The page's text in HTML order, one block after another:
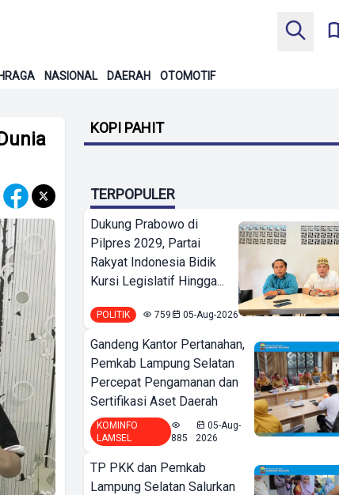
NASIONAL DAERAH OTOMOTIF
KOPI PAHIT
TERPOPULER
Dukung Prabowo di
Pilpres 2029, Partai
Rakyat Indonesia Bidik
Kursi Legislatif Hingga...
POLITIK 759 05-Aug-2026
Gandeng Kantor Pertanahan,
Pemkab Lampung Selatan
Percepat Pengamanan dan
Sertifikasi Aset Daerah
KOMINFO
LAMSEL
885
05-Aug-
2026
TP PKK dan Pemkab
Lampung Selatan Salurkan